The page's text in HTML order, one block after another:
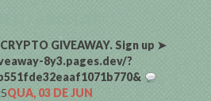
GIVEAWAY. Sign up ➤
8y3.pages.dev/?
QUA, 03 DE JUN